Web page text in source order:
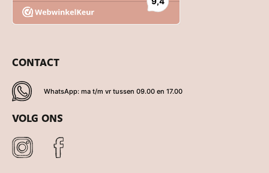
CONTACT
WhatsApp: ma t/m vr tussen 09.00 en 17.00
VOLG ONS